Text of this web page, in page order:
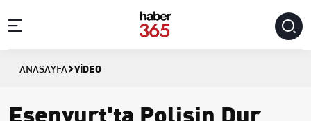
ANASAYFA VIDEO
Esenyurt'ta Polisin Dur